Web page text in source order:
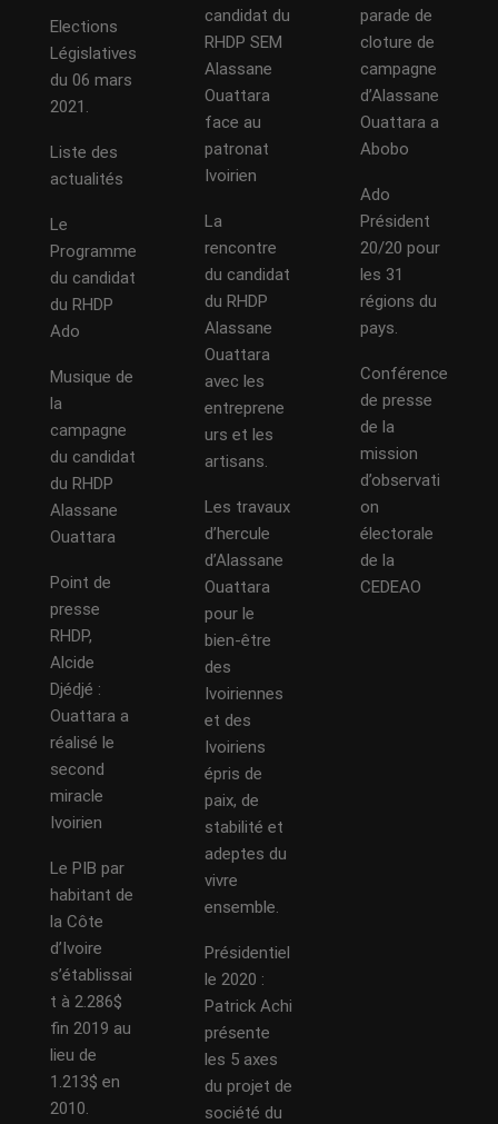
Elections
Législatives
du 06 mars
2021.
Liste des
actualités
Le
Programme
du candidat
du RHDP
Ado
Musique de
la
campagne
du candidat
du RHDP
Alassane
Ouattara
Point de
presse
RHDP,
Alcide
Djédjé :
Ouattara a
réalisé le
second
miracle
Ivoirien
Le PIB par
habitant de
la Côte
d’Ivoire
s’établissai
t à 2.286$
fin 2019 au
lieu de
1.213$ en
2010.
candidat du
RHDP SEM
Alassane
Ouattara
face au
patronat
Ivoirien
La
rencontre
du candidat
du RHDP
Alassane
Ouattara
avec les
entreprene
urs et les
artisans.
Les travaux
d’hercule
d’Alassane
Ouattara
pour le
bien-être
des
Ivoiriennes
et des
Ivoiriens
épris de
paix, de
stabilité et
adeptes du
vivre
ensemble.
Présidentiel
le 2020 :
Patrick Achi
présente
les 5 axes
du projet de
société du
parade de
cloture de
campagne
d’Alassane
Ouattara a
Abobo
Ado
Président
20/20 pour
les 31
régions du
pays.
Conférence
de presse
de la
mission
d’observati
on
électorale
de la
CEDEAO